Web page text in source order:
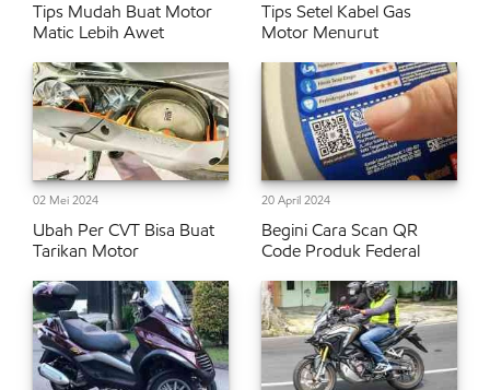
Tips Mudah Buat Motor
Matic Lebih Awet
Tips Setel Kabel Gas
Motor Menurut
02 Mei 2024
Ubah Per CVT Bisa Buat
Tarikan Motor
20 April 2024
Begini Cara Scan QR
Code Produk Federal